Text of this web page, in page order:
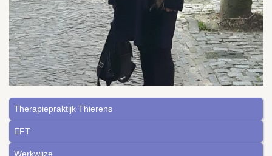
Therapiepraktijk Thierens
EFT
Werkwijze